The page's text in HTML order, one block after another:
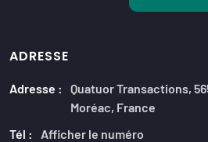
ADRESSE
Adresse : Quatuor Transactions,
Moréac, France
Tél :
Afficher le numéro